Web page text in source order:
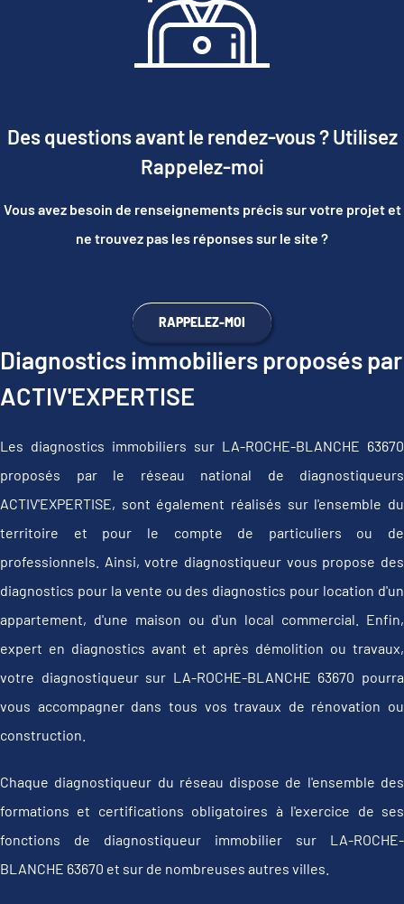
Des questions avant le rendez-vous ? Utilisez
Rappelez-moi
Vous avez besoin de renseignements précis sur votre projet et
ne trouvez pas les réponses sur le site ?
RAPPELEZ-MOI
Diagnostics immobiliers proposés par
ACTIV'EXPERTISE
Les diagnostics immobiliers sur LA-ROCHE-BLANCHE 63670
proposés par le réseau national de diagnostiqueurs
ACTIV'EXPERTISE, sont également réalisés sur l'ensemble du
territoire et pour le compte de particuliers ou de
professionnels. Ainsi, votre diagnostiqueur vous propose des
diagnostics pour la vente ou des diagnostics pour location d'un
appartement, d'une maison ou d'un local commercial. Enfin,
expert en diagnostics avant et après démolition ou travaux,
votre diagnostiqueur sur LA-ROCHE-BLANCHE 63670 pourra
vous accompagner dans tous vos travaux de rénovation ou
construction.
Chaque diagnostiqueur du réseau dispose de l'ensemble des
formations et certifications obligatoires à l'exercice de ses
fonctions de diagnostiqueur immobilier sur LA-ROCHE-
BLANCHE 63670 et sur de nombreuses autres villes.